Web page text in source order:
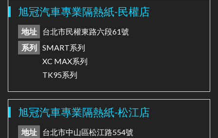
旭冠汽車專業隔熱紙-民權店
地址
台北市民權東路六段61號
系列
SMART系列
XC MAX系列
TK95系列
旭冠汽車專業隔熱紙-松江店
地址
台北市中山區松江路554號